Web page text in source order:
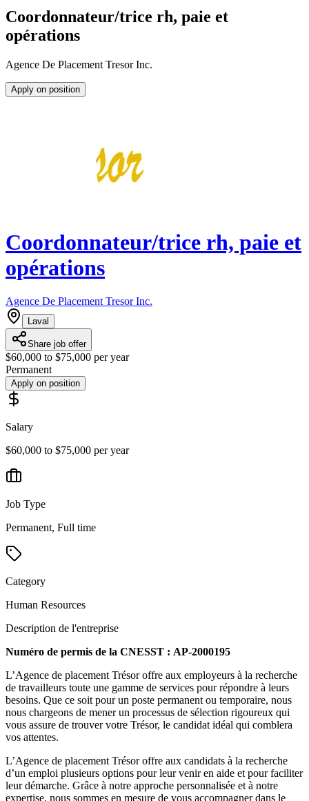
Coordonnateur/trice rh, paie et
opérations
Agence De Placement Tresor Inc.
Apply on position
Coordonnateur/trice rh, paie et
opérations
Agence De Placement Tresor Inc.
Laval
Share job offer
$60,000 to $75,000 per year
Permanent
Apply on position
Salary
$60,000 to $75,000 per year
Job Type
Permanent, Full time
Category
Human Resources
Description de l'entreprise
Numéro de permis de la CNESST : AP-2000195
L’Agence de placement Trésor offre aux employeurs à la recherche
de travailleurs toute une gamme de services pour répondre à leurs
besoins. Que ce soit pour un poste permanent ou temporaire, nous
nous chargeons de mener un processus de sélection rigoureux qui
vous assure de trouver votre Trésor, le candidat idéal qui comblera
vos attentes.
L’Agence de placement Trésor offre aux candidats à la recherche
d’un emploi plusieurs options pour leur venir en aide et pour faciliter
leur démarche. Grâce à notre approche personnalisée et à notre
expertise, nous sommes en mesure de vous accompagner dans le